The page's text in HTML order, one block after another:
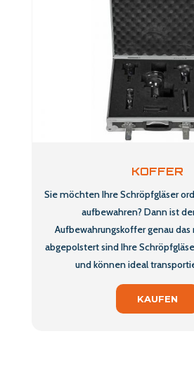
KOFFER
Sie möchten Ihre Schröpfgläser
aufbewahren? Dann ist
Aufbewahrungskoffer genau
abgepolstert sind Ihre
und können ideal
KAUFEN